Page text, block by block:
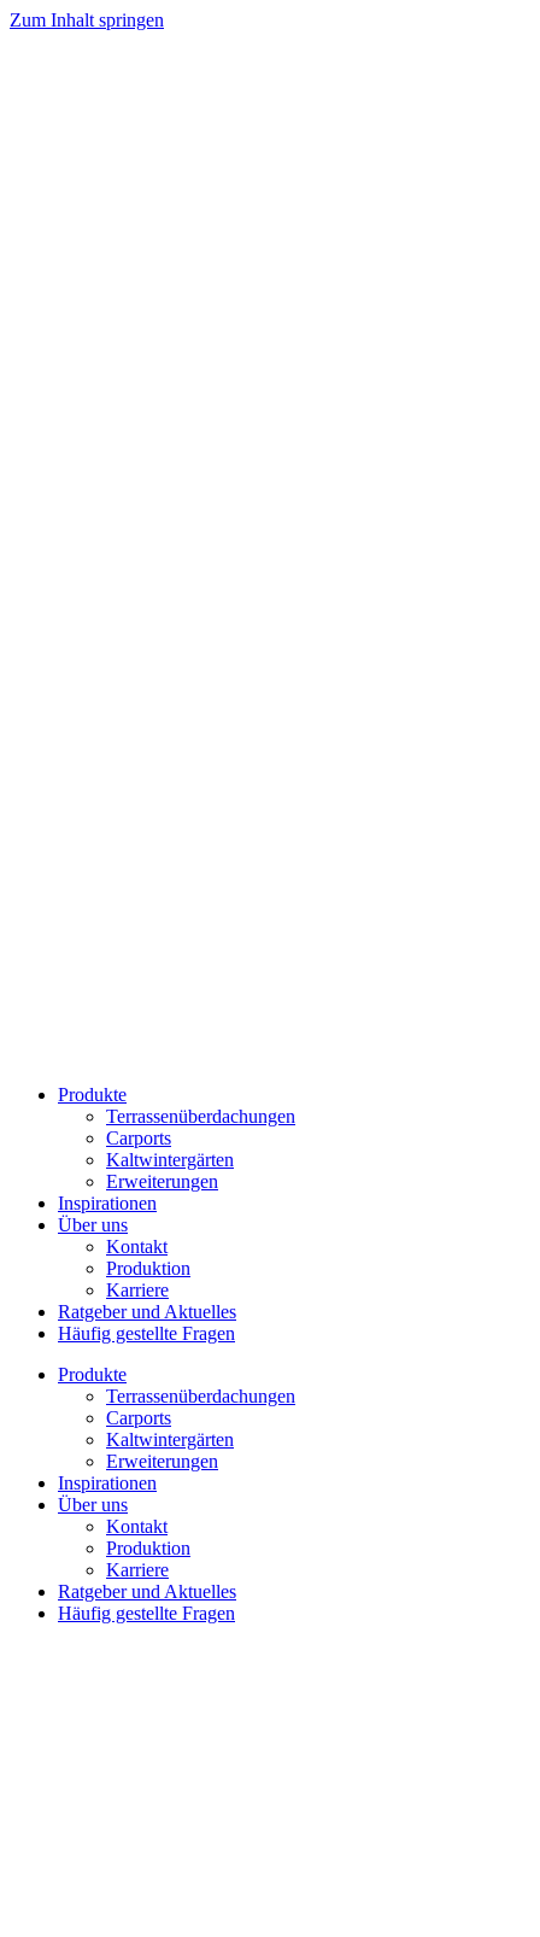
Zum Inhalt springen
Produkte
Terrassenüberdachungen
Carports
Kaltwintergärten
Erweiterungen
Inspirationen
Über uns
Kontakt
Produktion
Karriere
Ratgeber und Aktuelles
Häufig gestellte Fragen
Produkte
Terrassenüberdachungen
Carports
Kaltwintergärten
Erweiterungen
Inspirationen
Über uns
Kontakt
Produktion
Karriere
Ratgeber und Aktuelles
Häufig gestellte Fragen